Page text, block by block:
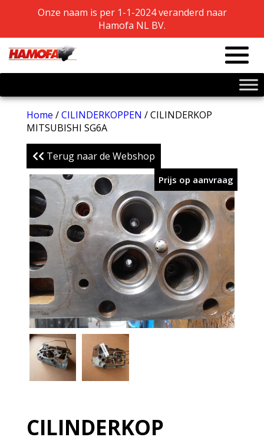
Onze naam is per 1-1-2024 veranderd naar
Hamofa NL BV.
Onze naam is per 1-1-2024 veranderd naar
Hamofa NL BV.
Home /CILINDERKOPPEN / CILINDERKOP
MITSUBISHI SG6A
Terug naar de Webshop
CILINDERKOP
Prijs op aanvraag